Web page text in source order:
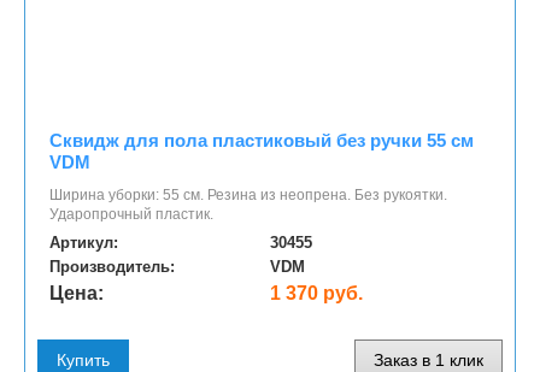
Сквидж для пола пластиковый без ручки 55 см
VDM
Ширина уборки: 55 см. Резина из неопрена. Без рукоятки.
Ударопрочный пластик.
Артикул:
30455
Производитель:
VDM
Цена: 1 370 руб.
Купить Заказ в 1 клик